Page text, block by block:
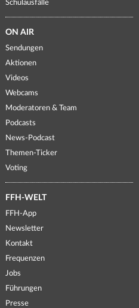
Schulausfälle
ON AIR
Sendungen
Aktionen
Videos
Webcams
Moderatoren & Team
Podcasts
News-Podcast
Themen-Ticker
Voting
FFH-WELT
FFH-App
Newsletter
Kontakt
Frequenzen
Jobs
Führungen
Presse